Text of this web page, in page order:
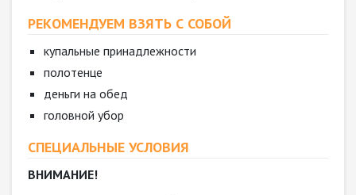
РЕКОМЕНДУЕМ ВЗЯТЬ С СОБОЙ
купальные принадлежности
полотенце
деньги на обед
головной убор
СПЕЦИАЛЬНЫЕ УСЛОВИЯ
ВНИМАНИЕ!